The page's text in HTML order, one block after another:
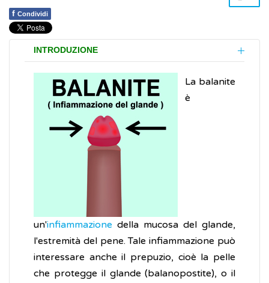
f Condividi
INTRODUZIONE
La balanite
è
un'infiammazione della mucosa del glande,
l'estremità del pene. Tale infiammazione può
interessare anche il prepuzio, cioè la pelle
che protegge il glande (balanopostite), o il